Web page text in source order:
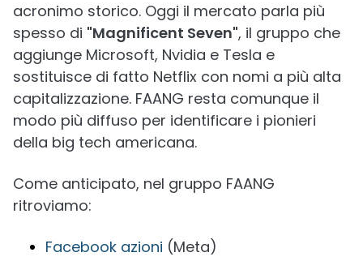
acronimo storico. Oggi il mercato parla più
spesso di "Magnificent Seven", il gruppo che
aggiunge Microsoft, Nvidia e Tesla e
sostituisce di fatto Netflix con nomi a più alta
capitalizzazione. FAANG resta comunque il
modo più diffuso per identificare i pionieri
della big tech americana.
Come anticipato, nel gruppo FAANG
ritroviamo:
Facebook azioni (Meta)